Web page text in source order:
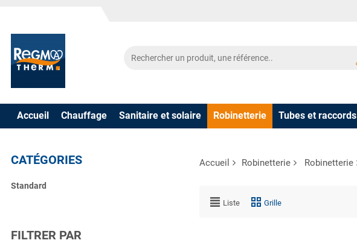
Accueil Chauffage Sanitaire et solaire Robinetterie Tubes et raccords
CATÉGORIES
Standard
FILTRER PAR
Accueil Robinetterie Robinetterie
Liste Grille